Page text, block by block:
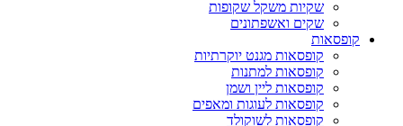
שקיות משקל שקופות
שקים ואשפתונים
קופסאות
קופסאות מגנט יוקרתיות
קופסאות למתנות
קופסאות ליין ושמן
קופסאות לעוגות ומאפים
קופסאות לשוקולד